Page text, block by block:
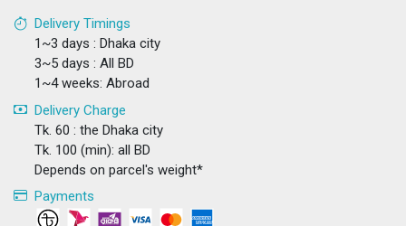
Delivery Timings
1~3 days : Dhaka city
3~5 days : All BD
1~4 weeks: Abroad
Delivery Charge
Tk. 60 : the Dhaka city
Tk. 100 (min): all BD
Depends on parcel's weight*
Payments